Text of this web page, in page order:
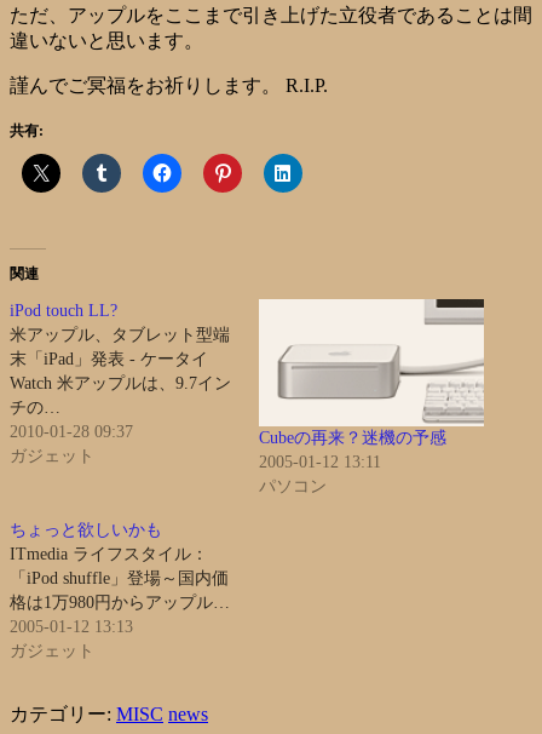
ただ、アップルをここまで引き上げた立役者であることは間
違いないと思います。
謹んでご冥福をお祈りします。 R.I.P.
共有:
関連
iPod touch LL?
米アップル、タブレット型端
末「iPad」発表 - ケータイ
Watch 米アップルは、9.7イン
チの…
2010-01-28 09:37
ガジェット
Cubeの再来？迷機の予感
2005-01-12 13:11
パソコン
ちょっと欲しいかも
ITmedia ライフスタイル：
「iPod shuffle」登場～国内価
格は1万980円からアップル…
2005-01-12 13:13
ガジェット
カテゴリー: MISC news